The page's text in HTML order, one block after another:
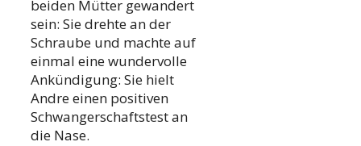
beiden Mütter gewandert
sein: Sie drehte an der
Schraube und machte auf
einmal eine wundervolle
Ankündigung: Sie hielt
Andre einen positiven
Schwangerschaftstest an
die Nase.